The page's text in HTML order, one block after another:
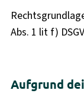
Abs. 1 lit f)
Aufgrund